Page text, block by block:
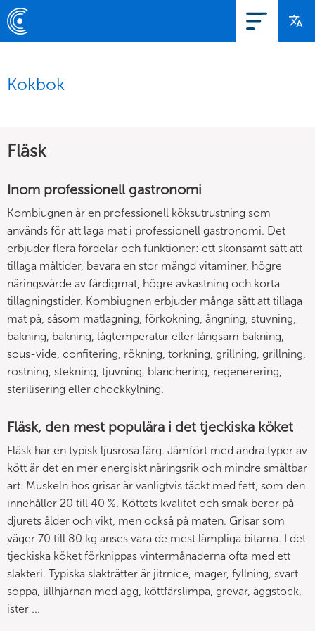
Kokbok
Fläsk
Inom professionell gastronomi
Kombiugnen är en professionell köksutrustning som
används för att laga mat i professionell gastronomi. Det
erbjuder flera fördelar och funktioner: ett skonsamt sätt att
tillaga måltider, bevara en stor mängd vitaminer, högre
näringsvärde av färdigmat, högre avkastning och korta
tillagningstider. Kombiugnen erbjuder många sätt att tillaga
mat på, såsom matlagning, förkokning, ångning, stuvning,
bakning, bakning, lågtemperatur eller långsam bakning,
sous-vide, confitering, rökning, torkning, grillning, grillning,
rostning, stekning, tjuvning, blanchering, regenerering,
sterilisering eller chockkylning.
Fläsk, den mest populära i det tjeckiska köket
Fläsk har en typisk ljusrosa färg. Jämfört med andra typer av
kött är det en mer energiskt näringsrik och mindre smältbar
art. Muskeln hos grisar är vanligtvis täckt med fett, som den
innehåller 20 till 40 %. Köttets kvalitet och smak beror på
djurets ålder och vikt, men också på maten. Grisar som
väger 70 till 80 kg anses vara de mest lämpliga bitarna. I det
tjeckiska köket förknippas vintermånaderna ofta med ett
slakteri. Typiska slakträtter är jitrnice, mager, fyllning, svart
soppa, lillhjärnan med ägg, köttfärslimpa, grevar, äggstock,
ister ...